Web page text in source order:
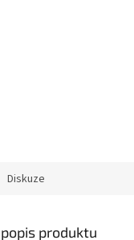
Diskuze
produktu